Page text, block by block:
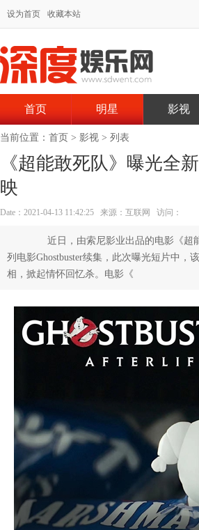
设为首页 收藏本站
首页 明星 影视
当前位置： 首页 > 影视 > 列表
《超能敢死队》曝光全
映
Date：2021-04-13 11:42:25 来源：互联网 访问：
近日，由索尼影业出品的电影《超
列电影Ghostbuster续集，此次曝光短片中
相，掀起情怀回忆杀。电影《